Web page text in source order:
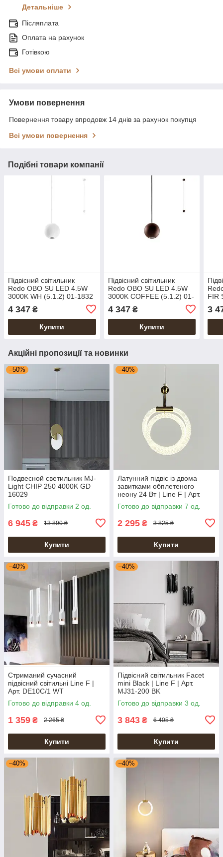
Детальніше
Післяплата
Оплата на рахунок
Готівкою
Всі умови оплати
Умови повернення
Повернення товару впродовж 14 днів за рахунок покупця
Всі умови повернення
Подібні товари компанії
Підвісний світильник
Redo OBO SU LED 4.5W
3000K WH (5.1.2) 01-1832
4 347 ₴
Купити
Підвісний світильник
Redo OBO SU LED 4.5W
3000K COFFEE (5.1.2) 01-
4 347₴
Купити
FIR
PC5
3
Акційні пропозиції та новинки
–50%
Подвесной светильник MJ-
Light CHIP 250 4000K GD
16029
Готово до відправки 2 од.
6 945 ₴ 13 890 ₴
Купити
–40%
Латунний підвіс із двома
завитками обплетеного
неону 24 Вт | Line F | Арт.
MJ201-300 AB
Готово до відправки 7 од.
2 295 ₴ 3 825 ₴
Купити
–40%
Стриманий сучасний
підвісний світильні Line F |
Арт. DE10C/1 WT
Готово до відправки 4 од.
1 359 ₴ 2 265 ₴
Купити
–40%
Підвісний світильник Facet
mini Black | Line F | Арт.
MJ31-200 BK
Готово до відправки 3 од.
3 843 ₴ 6 405 ₴
Купити
–40% –40%